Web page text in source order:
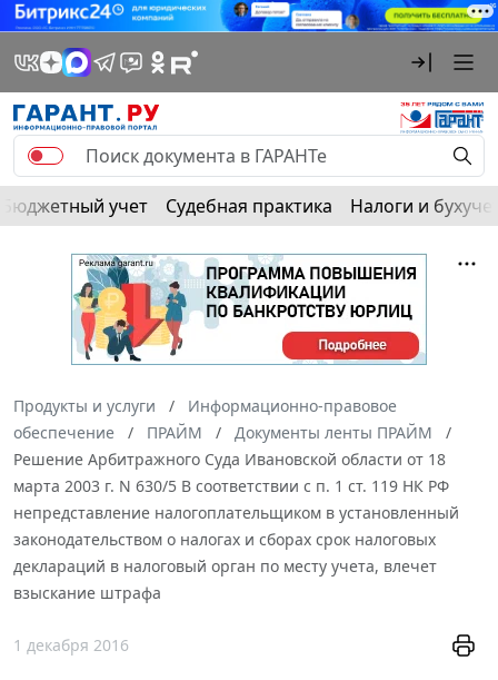
Бюджетный учет Судебная практика Налоги и
Продукты и услуги
Информационно-правовое
обеспечение
ПРАЙМ
Документы ленты ПРАЙМ
Решение Арбитражного Суда Ивановской области от 18
марта 2003 г. N 630/5 В соответствии с п. 1 ст. 119 НК РФ
непредставление налогоплательщиком в установленный
законодательством о налогах и сборах срок налоговых
деклараций в налоговый орган по месту учета, влечет
взыскание штрафа
1 декабря 2016